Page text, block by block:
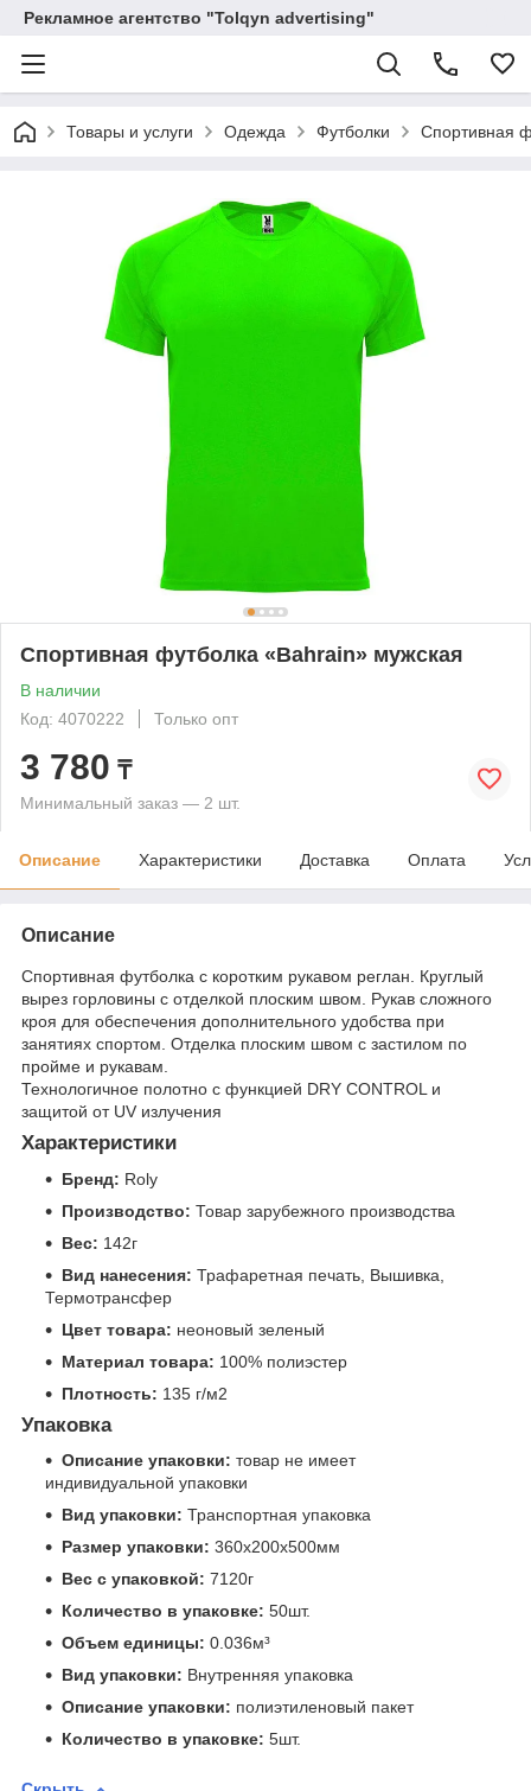
Рекламное агентство "Tolqyn advertising"
Товары и услуги Одежда Футболки Спортивная
Спортивная футболка «Bahrain» мужская
В наличии
Код: 4070222
Только опт
3 780 ₸
Минимальный заказ — 2 шт.
Описание Характеристики Доставка Оплата
Описание
Спортивная футболка с коротким рукавом реглан. Круглый
вырез горловины с отделкой плоским швом. Рукав сложного
кроя для обеспечения дополнительного удобства при
занятиях спортом. Отделка плоским швом с застилом по
пройме и рукавам.
Технологичное полотно с функцией DRY CONTROL и
защитой от UV излучения
Характеристики
Бренд: Roly
Производство: Товар зарубежного производства
Вес: 142г
Вид нанесения: Трафаретная печать, Вышивка,
Термотрансфер
Цвет товара: неоновый зеленый
Материал товара: 100% полиэстер
Плотность: 135 г/м2
Упаковка
Описание упаковки: товар не имеет
индивидуальной упаковки
Вид упаковки: Транспортная упаковка
Размер упаковки: 360x200x500мм
Вес с упаковкой: 7120г
Количество в упаковке: 50шт.
Объем единицы: 0.036м³
Вид упаковки: Внутренняя упаковка
Описание упаковки: полиэтиленовый пакет
Количество в упаковке: 5шт.